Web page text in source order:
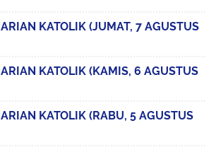
KATOLIK (JUMAT, 7 AGUSTUS
KATOLIK (KAMIS, 6 AGUSTUS
KATOLIK (RABU, 5 AGUSTUS